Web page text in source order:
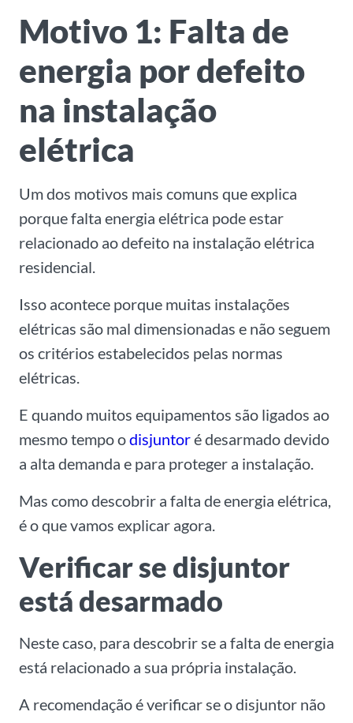
Motivo 1: Falta de
energia por defeito
na instalação
elétrica
Um dos motivos mais comuns que explica
porque falta energia elétrica pode estar
relacionado ao defeito na instalação elétrica
residencial.
Isso acontece porque muitas instalações
elétricas são mal dimensionadas e não seguem
os critérios estabelecidos pelas normas
elétricas.
E quando muitos equipamentos são ligados ao
mesmo tempo odisjuntoré desarmado devido
a alta demanda e para proteger a instalação.
Mas como descobrir a falta de energia elétrica,
é o que vamos explicar agora.
Verificar se disjuntor
está desarmado
Neste caso, para descobrir se a falta de energia
está relacionado a sua própria instalação.
A recomendação é verificar se o disjuntor não